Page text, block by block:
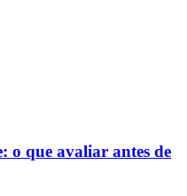
o que avaliar antes de